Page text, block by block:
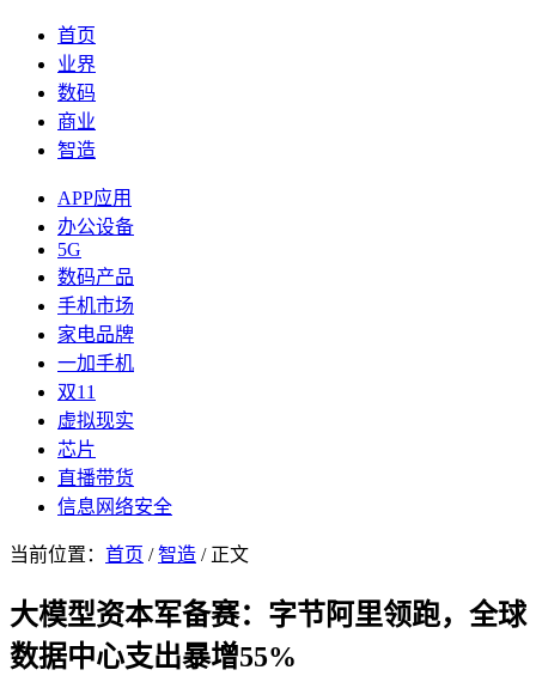
首页
业界
数码
商业
智造
APP应用
办公设备
5G
数码产品
手机市场
家电品牌
一加手机
双11
虚拟现实
芯片
直播带货
信息网络安全
当前位置： 首页 /智造 / 正文
大模型资本军备赛：字节阿里领跑，全球
数据中心支出暴增55%